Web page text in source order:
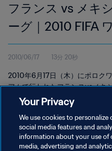
フランス vs メキ
ーグ｜2010 FIFA
アフリカ｜エク
ライト
2010/06/17 13分 20秒
2010年6月17日（木）にポロク
アムで行われたフランスvsメキ
覧ください。
Your Privacy
We use cookies to
social media features and
information about your use of
media, advertising and